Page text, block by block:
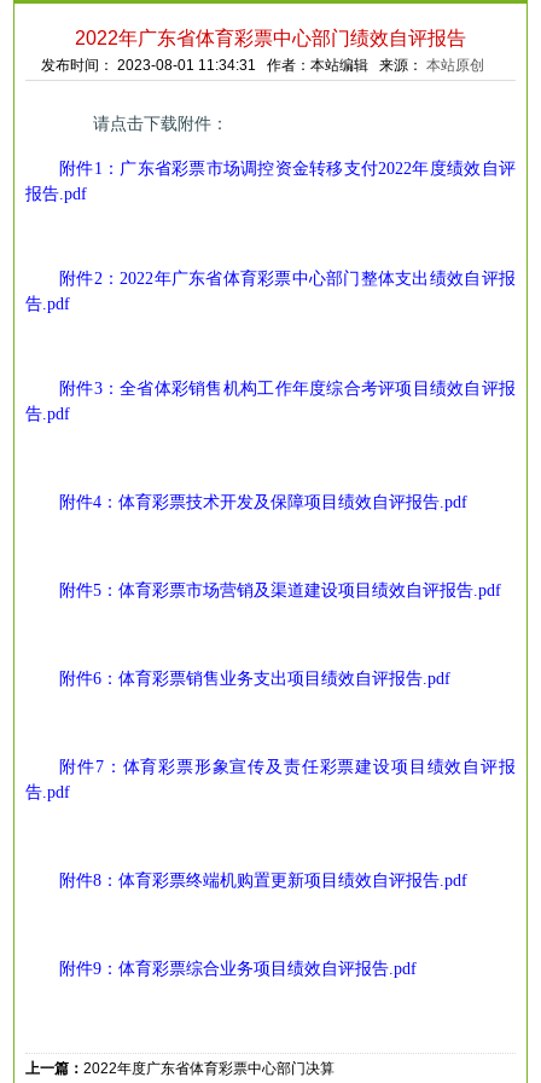
2022年广东省体育彩票中心部门绩效自评报告
发布时间： 2023-08-01 11:34:31 作者：本站编辑 来源：本站原创
请点击下载附件：
附件1： 广东省彩票市场调控资金转移支付2022年度绩效自评
报告.pdf
附件2：2022年广东省体育彩票中心部门整体支出绩效自评报
告.pdf
附件3：全省体彩销售机构工作年度综合考评项目 绩效自评报
告.pdf
附件4：体育彩票技术开发及保障项目绩效自评报告.pdf
附件5：体育彩票市场营销及渠道建设项目绩效自评报告.pdf
附件6：体育彩票销售业务支出项目绩效自评报告.pdf
附件7： 体育彩票形象宣传及责任彩票建设项目绩效自评报
告.pdf
附件8：体育彩票终端机购置更新项目绩效自评报告.pdf
附件9：体育彩票综合业务项目绩效自评报告.pdf
上一篇：2022年度广东省体育彩票中心部门决算